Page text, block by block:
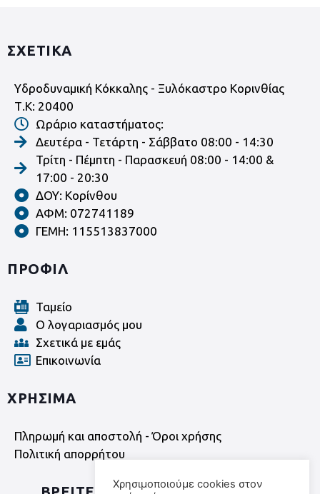
ΣΧΕΤΙΚΑ
Υδροδυναμική Κόκκαλης - Ξυλόκαστρο Κορινθίας
Τ.Κ: 20400
Ωράριο καταστήματος:
Δευτέρα - Τετάρτη - Σάββατο 08:00 - 14:30
Τρίτη - Πέμπτη - Παρασκευή 08:00 - 14:00 &
17:00 - 20:30
ΔΟΥ: Κορίνθου
ΑΦΜ: 072741189
ΓΕΜΗ: 115513837000
ΠΡΟΦΙΛ
Ταμείο
Ο λογαριασμός μου
Σχετικά με εμάς
Επικοινωνία
ΧΡΗΣΙΜΑ
Πληρωμή και αποστολή - Όροι χρήσης
Πολιτική απορρήτου
Χρησιμοποιούμε cookies στον